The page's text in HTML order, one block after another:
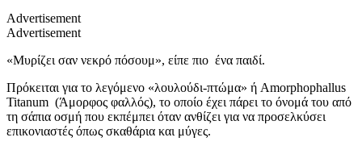
Advertisement
Advertisement
«Μυρίζει σαν νεκρό πόσουμ», είπε πιο ένα παιδί.
Πρόκειται για το λεγόμενο «λουλούδι-πτώμα» ή Amorphophallus
Titanum (Άμορφος φαλλός), το οποίο έχει πάρει το όνομά του από
τη σάπια οσμή που εκπέμπει όταν ανθίζει για να προσελκύσει
επικονιαστές όπως σκαθάρια και μύγες.